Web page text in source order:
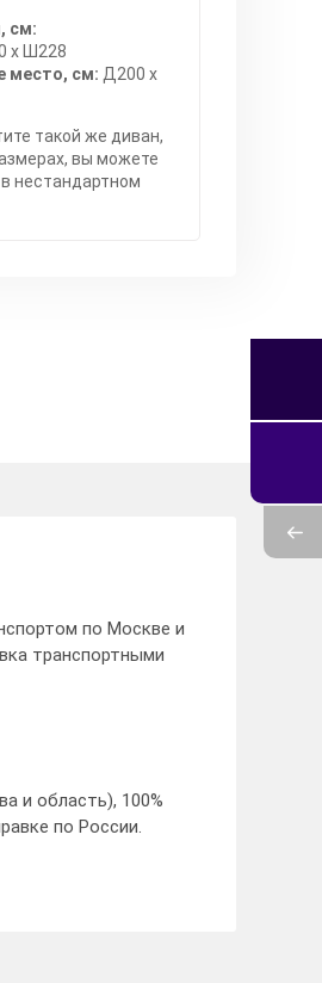
см:
x Ш228
место, см: Д200 x
такой же диван,
вы можете
в нестандартном
по Москве и
транспортными
и область), 100%
по России.